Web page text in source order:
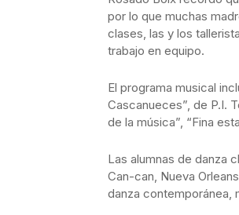
por lo que muchas
clases, las y los
trabajo en equipo.
El programa musical
Cascanueces”, de P.I.
de la música”, “Fina
Las alumnas de danza
Can-can, Nueva
danza contemporánea,